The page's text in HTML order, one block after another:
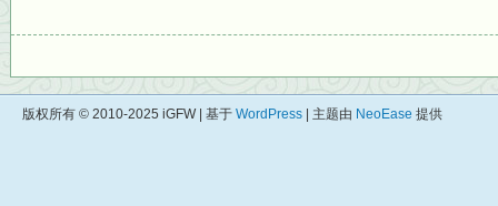
版权所有 © 2010-2025 iGFW | 基于 WordPress | 主题由 NeoEase 提供